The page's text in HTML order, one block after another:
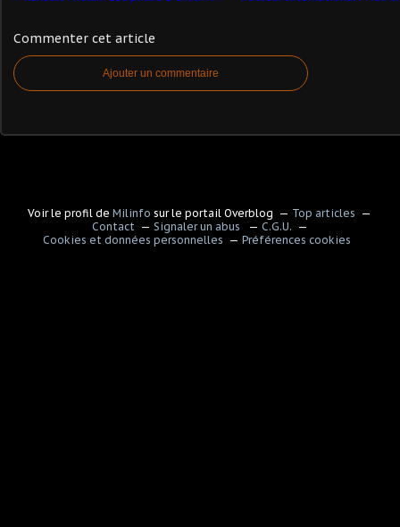
Commenter cet article
Ajouter un commentaire
Voir le profil deMilinfo sur le portail Overblog
Top articles
Contact
Signaler un abus
C.G.U.
Cookies et données personnelles
Préférences cookies